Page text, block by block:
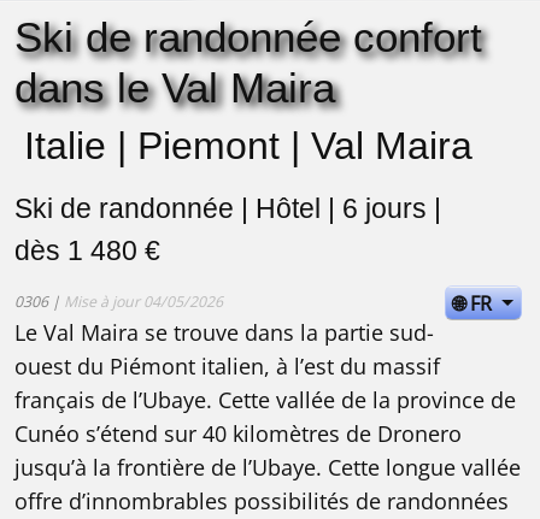
Ski de randonnée confort
dans le Val Maira
Italie | Piemont | Val Maira
Ski de randonnée | Hôtel | 6 jours |
dès 1 480 €
0306 | Mise à jour 04/05/2026 🌐 FR
Le Val Maira se trouve dans la partie sud-
ouest du Piémont italien, à l’est du massif
français de l’Ubaye. Cette vallée de la province de
Cunéo s’étend sur 40 kilomètres de Dronero
jusqu’à la frontière de l’Ubaye. Cette longue vallée
offre d’innombrables possibilités de randonnées